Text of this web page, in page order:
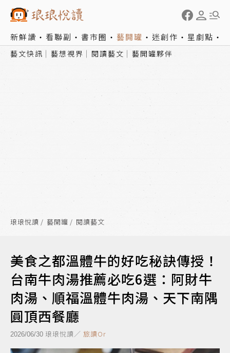
新鮮讀 看聯副 書市圈 藝開罐 迷創作 星劇點
藝文快訊 藝想視界 閱讀藝文 藝開罐夥伴
琅琅悅讀 藝開罐 閱讀藝文
美食之都溫體牛的好吃秘訣傳授！
台南牛肉湯推薦必吃6選：阿財牛
肉湯、順福溫體牛肉湯、天下南隅
圓頂西餐廳
2026/06/30 琅琅悅讀／ 旅讀Or